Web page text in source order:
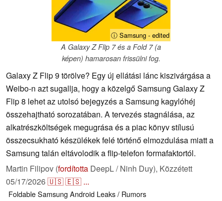
ⓘ Samsung - edited
A Galaxy Z Flip 7 és a Fold 7 (a
képen) hamarosan frissülni fog.
Galaxy Z Flip 9 törölve? Egy új ellátási lánc kiszivárgása a
Weibo-n azt sugallja, hogy a közelgő Samsung Galaxy Z
Flip 8 lehet az utolsó bejegyzés a Samsung kagylóhéj
összehajtható sorozatában. A tervezés stagnálása, az
alkatrészköltségek megugrása és a piac könyv stílusú
összecsukható készülékek felé történő elmozdulása miatt a
Samsung talán eltávolodik a flip-telefon formafaktortól.
Martin Filipov (fordította DeepL / Ninh Duy), Közzétett
05/17/2026🇺🇸🇪🇸 ...
FoldableSamsung Android Leaks / Rumors